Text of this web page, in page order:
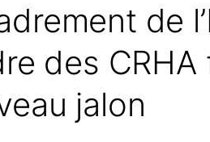
de
des
jalon